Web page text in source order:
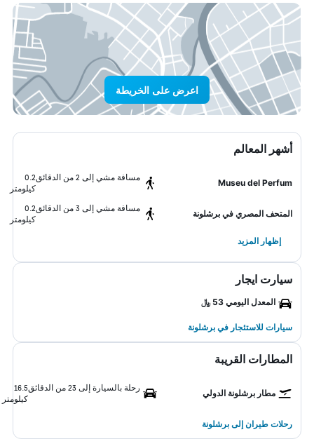
اعرض على الخريطة
أشهر المعالم
Museu del Perfum
مسافة مشي إلى 2 من الدقائق
0.2
كيلومتر
المتحف المصري في برشلونة
مسافة مشي إلى 3 من الدقائق
0.2
كيلومتر
إظهار المزيد
سيارت ايجار
المعدل اليومي 53 ﷼
سيارات للاستئجار في برشلونة
المطارات القريبة
مطار برشلونة الدولي
رحلة بالسيارة إلى 23 من الدقائق
16.5
كيلومتر
رحلات طيران إلى برشلونة